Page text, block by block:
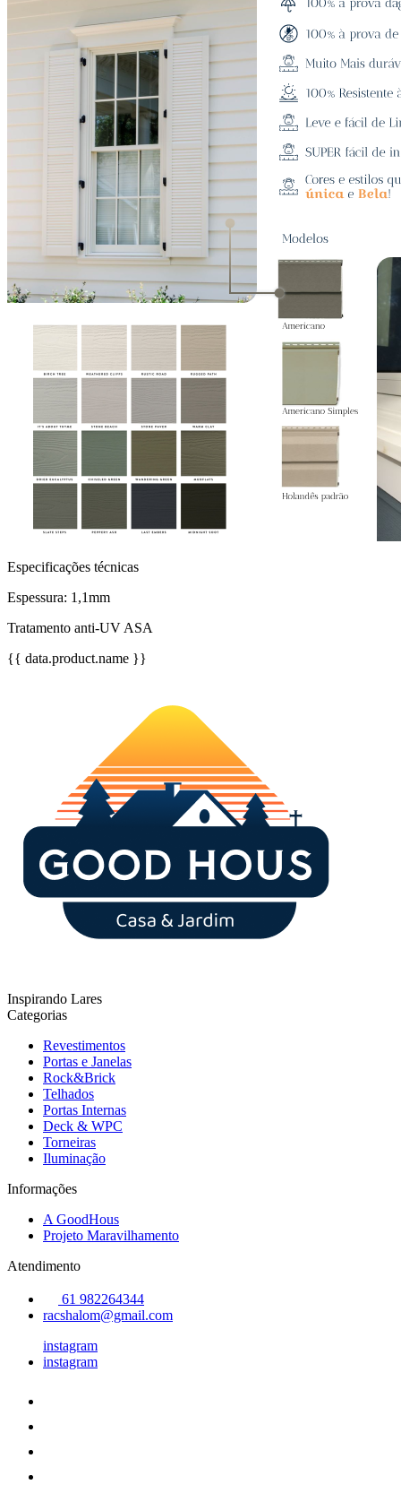
Especificações técnicas
Espessura: 1,1mm
Tratamento anti-UV ASA
{{ data.product.name }}
Inspirando Lares
Categorias
Revestimentos
Portas e Janelas
Rock&Brick
Telhados
Portas Internas
Deck & WPC
Torneiras
Iluminação
Informações
A GoodHous
Projeto Maravilhamento
Atendimento
61 982264344
racshalom@gmail.com
instagram
instagram